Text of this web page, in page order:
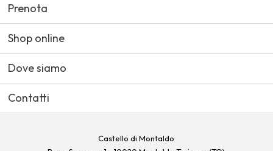
Prenota
Shop online
Dove siamo
Contatti
Castello di Montaldo